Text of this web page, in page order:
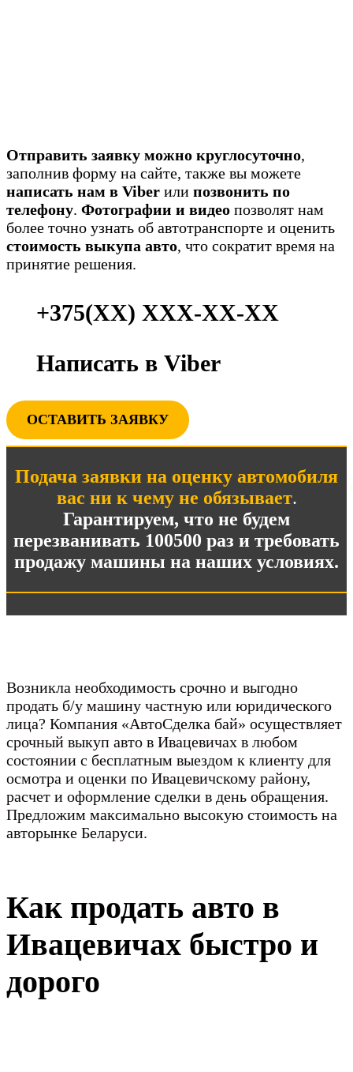
Отправить заявку можно круглосуточно,
заполнив форму на сайте, также вы можете
написать нам в Viber или позвонить по
телефону. Фотографии и видео позволят нам
более точно узнать об автотранспорте и оценить
стоимость выкупа авто, что сократит время на
принятие решения.
+375(ХХ) ХХХ-ХХ-ХХ
Написать в Viber
ОСТАВИТЬ ЗАЯВКУ
Подача заявки на оценку автомобиля
вас ни к чему не обязывает.
Гарантируем, что не будем
перезванивать 100500 раз и требовать
продажу машины на наших условиях.
Возникла необходимость срочно и выгодно
продать б/у машину частную или юридического
лица? Компания «АвтоСделка бай» осуществляет
срочный выкуп авто в Ивацевичах в любом
состоянии с бесплатным выездом к клиенту для
осмотра и оценки по Ивацевичскому району,
расчет и оформление сделки в день обращения.
Предложим максимально высокую стоимость на
авторынке Беларуси.
Как продать авто в
Ивацевичах быстро и
дорого